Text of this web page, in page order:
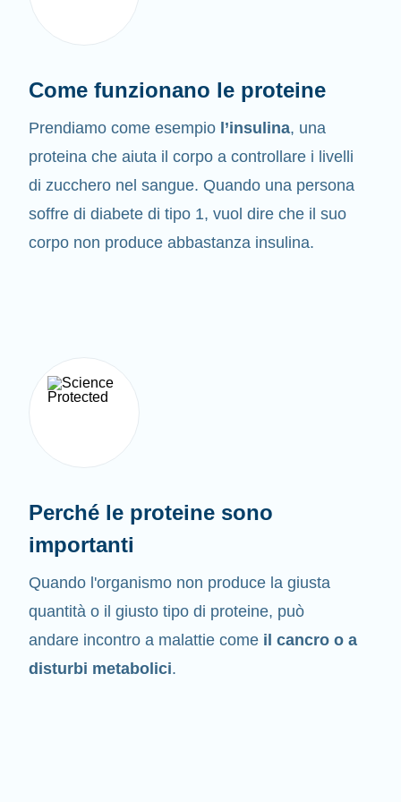
Come funzionano le proteine
Prendiamo come esempio l’insulina, una
proteina che aiuta il corpo a controllare i livelli
di zucchero nel sangue. Quando una persona
soffre di diabete di tipo 1, vuol dire che il suo
corpo non produce abbastanza insulina.
Perché le proteine sono
importanti
Quando l'organismo non produce la giusta
quantità o il giusto tipo di proteine, può
andare incontro a malattie come il cancro o a
disturbi metabolici.